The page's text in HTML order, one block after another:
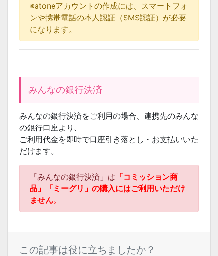
※atoneアカウントの作成には、スマートフォ
ンや携帯電話の本人認証（SMS認証）が必要
になります。
みんなの銀行決済
みんなの銀行決済をご利用の場合、連携先のみんな
の銀行口座より、
ご利用代金を即時で口座引き落とし・お支払いいた
だけます。
「みんなの銀行決済」は 「コミッション商
品」「ミーグリ」の購入にはご利用いただけ
ません。
この記事は役に立ちましたか？